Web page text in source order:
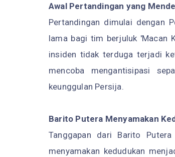
Awal Pertandingan yang
Pertandingan dimulai dengan
lama bagi tim berjuluk 'Macan
insiden tidak terduga terjadi
mencoba mengantisipasi
keunggulan Persija.
Barito Putera Menyamakan
Tanggapan dari Barito
menyamakan kedudukan